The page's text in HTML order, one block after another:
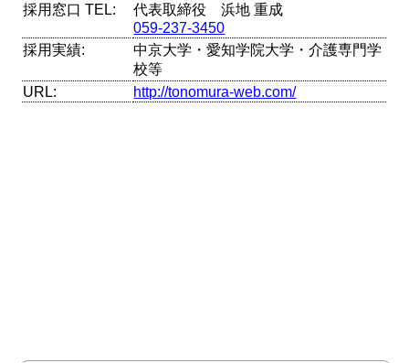
採用窓口 TEL:
代表取締役 浜地 重成
059-237-3450
採用実績:
中京大学・愛知学院大学・介護専門学
校等
URL:
http://tonomura-web.com/